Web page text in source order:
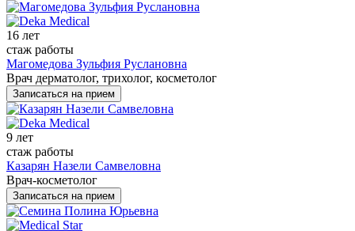
16 лет
стаж работы
Магомедова Зульфия Руслановна
Врач дерматолог, трихолог, косметолог
Записаться на прием
9 лет
стаж работы
Казарян Назели Самвеловна
Врач-косметолог
Записаться на прием